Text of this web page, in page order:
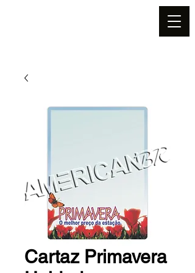
Cartaz Primavera